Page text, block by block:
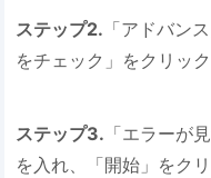
ステップ2. 「アドバン
をチェック」をクリック
ステップ3. 「エラーが
を入れ、「開始」をクリ